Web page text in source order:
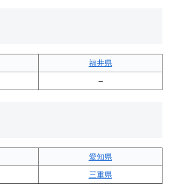
福井県
–
愛知県
三重県